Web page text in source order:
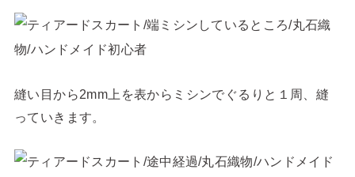
縫い目から2mm上を表からミシンでぐるりと１周、縫
っていきます。